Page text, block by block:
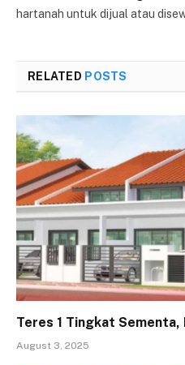
hartanah untuk dijual atau
RELATED POSTS
Teres 1 Tingkat Sementa,
August 3, 2025